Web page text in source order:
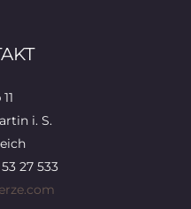
i. S.
27 533